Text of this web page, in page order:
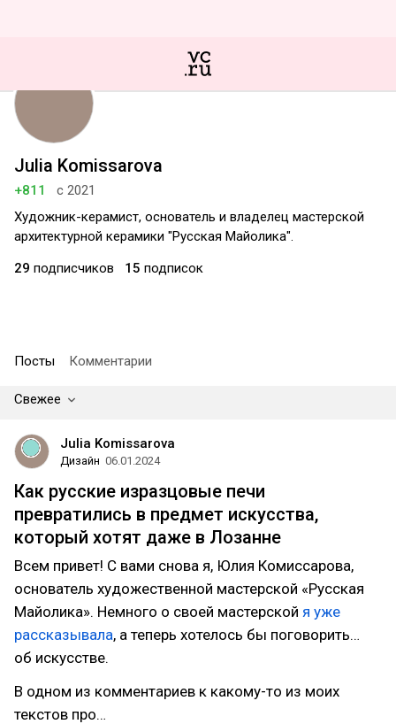
Julia Komissarova
+811
с 2021
Художник-керамист, основатель и владелец мастерской
архитектурной керамики "Русская Майолика".
29 подписчиков 15 подписок
Посты Комментарии
Свежее
Julia Komissarova
Дизайн 06.01.2024
Как русские изразцовые печи
превратились в предмет искусства,
который хотят даже в Лозанне
Всем привет! С вами снова я, Юлия Комиссарова,
основатель художественной мастерской «Русская
Майолика». Немного о своей мастерской я уже
рассказывала, а теперь хотелось бы поговорить…
об искусстве.
В одном из комментариев к какому-то из моих
текстов про…